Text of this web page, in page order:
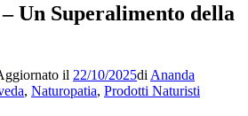
Un Superalimento della
il 22/10/2025di Ananda
, Naturopatia, Prodotti Naturisti